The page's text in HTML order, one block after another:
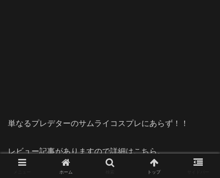
単なるプレデターのサムライコスプレにあらず！！
レビュー記事がありますので詳細はこちら。
ホーム トップ